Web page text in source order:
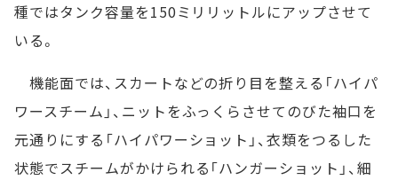
種ではタンク容量を150ミリリットルにアップさせて
いる。
機能面では、スカートなどの折り目を整える「ハイパ
ワースチーム」、ニットをふっくらさせてのびた袖口を
元通りにする「ハイパワーショット」、衣類をつるした
状態でスチームがかけられる「ハンガーショット」、細